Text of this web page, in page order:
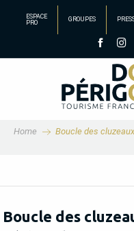
principal
ESPACE
PRO
GROUPES
Home Boucle des
Boucle des